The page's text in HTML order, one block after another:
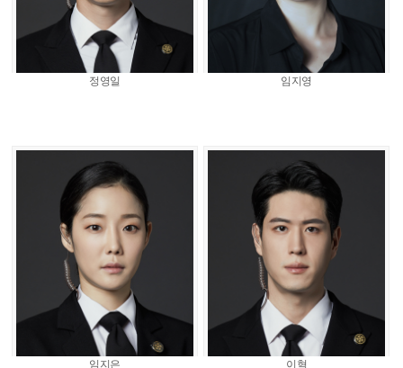
정영일 임지영
임지은 이혁